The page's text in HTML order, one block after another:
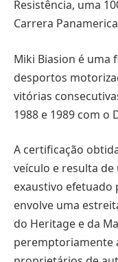
Resistência, uma
Carrera
Miki Biasion é
desportos
vitórias
1988 e 1989 com o
A certificação
veículo e resulta
exaustivo efetuado
envolve uma
do Heritage e da
peremptoriamente